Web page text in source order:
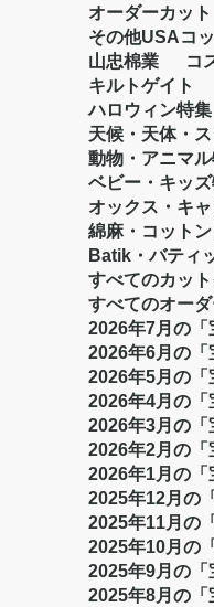
オーダーカット
その他USAコ
山忠棉業
コ
キルトゲイト
ハロウィン特集
天候・天体・
動物・アニマ
ベビー・キッ
オックス・キ
綿麻・コット
Batik・バティ
すべてのカッ
すべてのオー
2026年7月の「
2026年6月の「
2026年5月の「
2026年4月の「
2026年3月の「
2026年2月の「
2026年1月の「
2025年12月の
2025年11月の
2025年10月の
2025年9月の「
2025年8月の「